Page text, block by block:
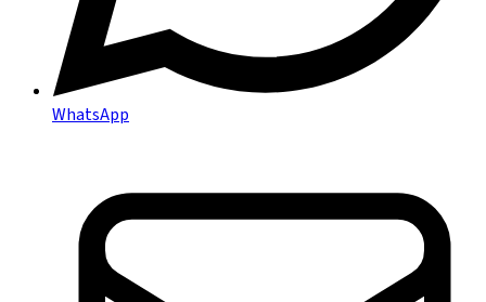
WhatsApp